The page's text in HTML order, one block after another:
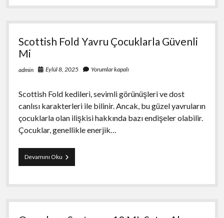
Hata
Çözümü
Scottish Fold Yavru Çocuklarla Güvenli
Mi
admin Eylül 8, 2025 Yorumlar kapalı
Scottish Fold kedileri, sevimli görünüşleri ve dost
canlısı karakterleri ile bilinir. Ancak, bu güzel yavruların
çocuklarla olan ilişkisi hakkında bazı endişeler olabilir.
Çocuklar, genellikle enerjik…
Devamını OkuScottish
Fold
Çocuklarla
Mi